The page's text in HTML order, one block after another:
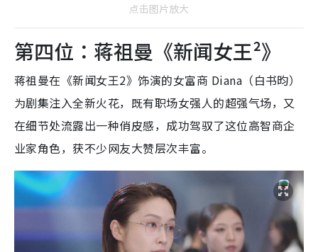
点击图片放大
第四位：蒋祖曼《新闻女王²》
蒋祖曼在《新闻女王2》饰演的女富商 Diana（白书昀）
为剧集注入全新火花，既有职场女强人的超强气场，又
在细节处流露出一种俏皮感，成功驾驭了这位高智商企
业家角色，获不少网友大赞层次丰富。